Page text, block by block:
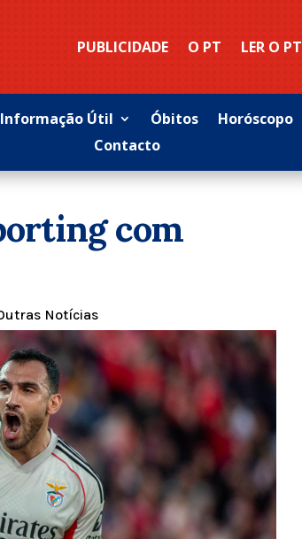
PUBLICIDADE O PT LER O PT
Informação Útil Óbitos Horóscopo
Contacto
com
Notícias